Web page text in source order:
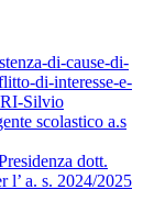
di-cause-di-
di-interesse-e-
Silvio
scolastico a.s
dott.
l’ a. s. 2024/2025